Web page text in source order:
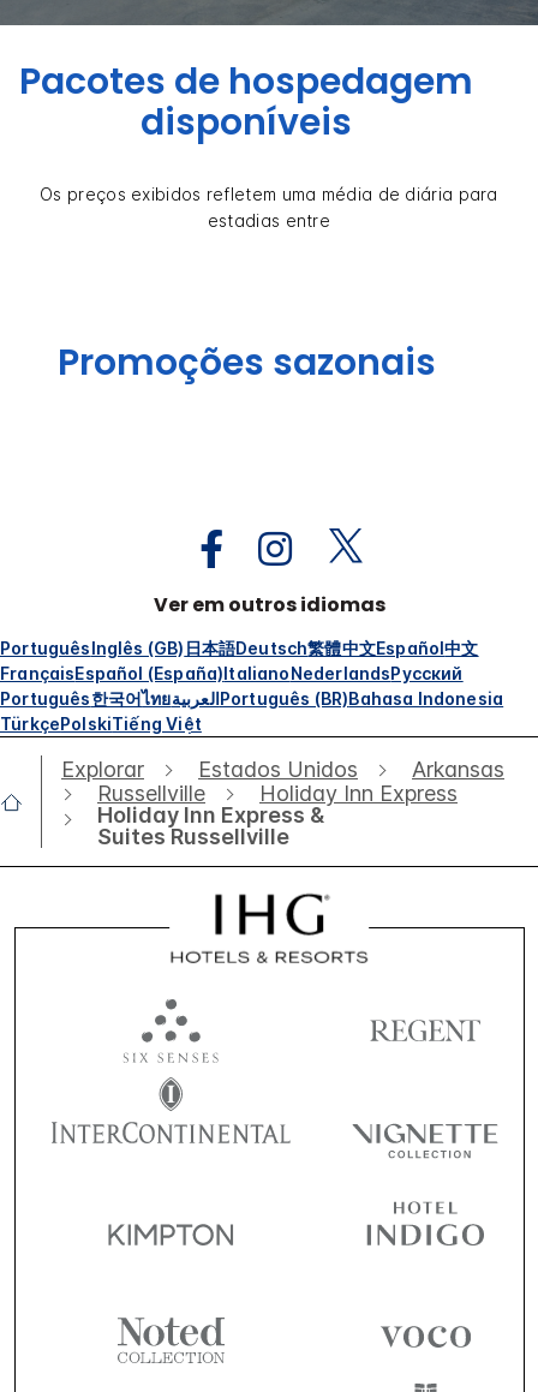
Pacotes de hospedagem
disponíveis
Os preços exibidos refletem uma média de diária para
estadias entre
Promoções sazonais
Ver em outros idiomas
PortuguêsInglês (GB) 日本語Deutsch繁體中文Español中文
FrançaisEspañol (España)ItalianoNederlandsРусский
Português한국어ไทยالعربيةPortuguês (BR)Bahasa Indonesia
TürkçePolskiTiếng Việt
Explorar Estados Unidos
Arkansas
Russellville
Holiday Inn Express
Holiday Inn Express &
Suites Russellville